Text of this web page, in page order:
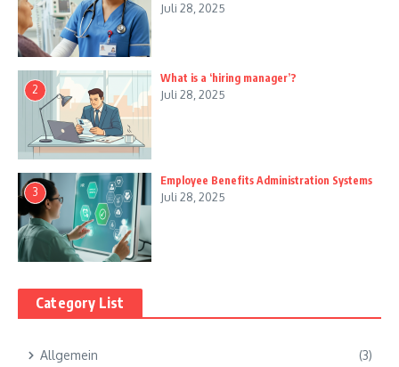
Juli 28, 2025
2
What is a ‘hiring manager’?
Juli 28, 2025
3
Employee Benefits Administration Systems
Juli 28, 2025
Category List
Allgemein (3)